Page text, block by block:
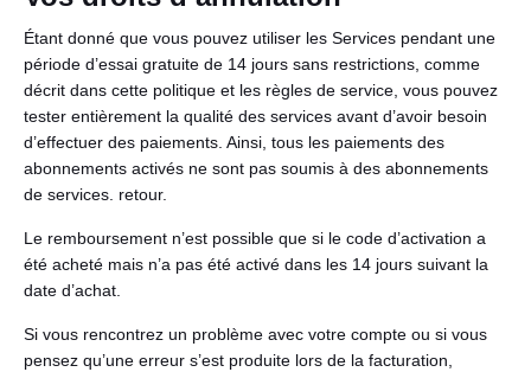
Étant donné que vous pouvez utiliser les Services pendant une
période d’essai gratuite de 14 jours sans restrictions, comme
décrit dans cette politique et les règles de service, vous pouvez
tester entièrement la qualité des services avant d’avoir besoin
d’effectuer des paiements. Ainsi, tous les paiements des
abonnements activés ne sont pas soumis à des abonnements
de services. retour.
Le remboursement n’est possible que si le code d’activation a
été acheté mais n’a pas été activé dans les 14 jours suivant la
date d’achat.
Si vous rencontrez un problème avec votre compte ou si vous
pensez qu’une erreur s’est produite lors de la facturation,